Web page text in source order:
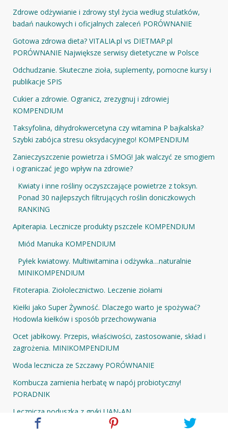
Zdrowe odżywianie i zdrowy styl życia według stulatków,
badań naukowych i oficjalnych zaleceń PORÓWNANIE
Gotowa zdrowa dieta? VITALIA.pl vs DIETMAP.pl
PORÓWNANIE Największe serwisy dietetyczne w Polsce
Odchudzanie. Skuteczne zioła, suplementy, pomocne kursy i
publikacje SPIS
Cukier a zdrowie. Ogranicz, zrezygnuj i zdrowiej
KOMPENDIUM
Taksyfolina, dihydrokwercetyna czy witamina P bajkalska?
Szybki zabójca stresu oksydacyjnego! KOMPENDIUM
Zanieczyszczenie powietrza i SMOG! Jak walczyć ze smogiem
i ograniczać jego wpływ na zdrowie?
Kwiaty i inne rośliny oczyszczające powietrze z toksyn.
Ponad 30 najlepszych filtrujących roślin doniczkowych
RANKING
Apiterapia. Lecznicze produkty pszczele KOMPENDIUM
Miód Manuka KOMPENDIUM
Pyłek kwiatowy. Multiwitamina i odżywka…naturalnie
MINIKOMPENDIUM
Fitoterapia. Ziołolecznictwo. Leczenie ziołami
Kiełki jako Super Żywność. Dlaczego warto je spożywać?
Hodowla kiełków i sposób przechowywania
Ocet jabłkowy. Przepis, właściwości, zastosowanie, skład i
zagrożenia. MINIKOMPENDIUM
Woda lecznicza ze Szczawy PORÓWNANIE
Kombucza zamienia herbatę w napój probiotyczny!
PORADNIK
Lecznicza poduszka z gryki UAN-AN
Domowe SPA i przełomowa higiena BEZ CHEMII